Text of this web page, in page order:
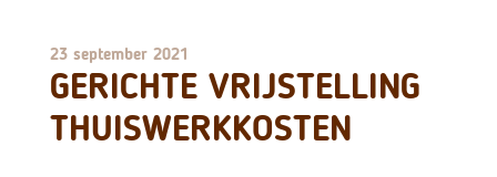
23 september 2021
GERICHTE VRIJSTELLING
THUISWERKKOSTEN